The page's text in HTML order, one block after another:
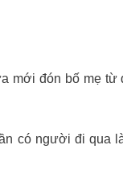
mới đón bố mẹ
có người đi qua